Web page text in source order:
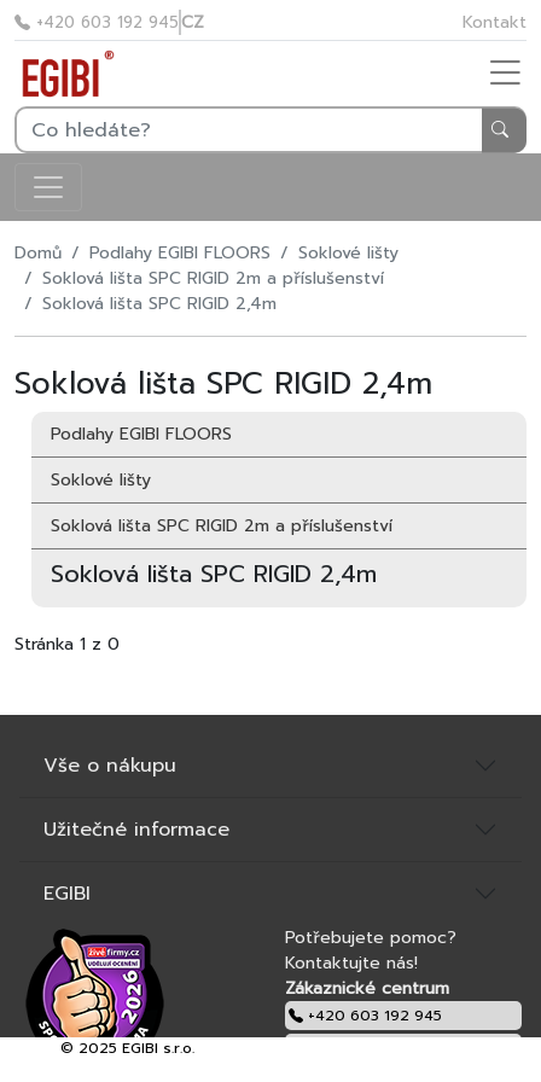
+420 603 192 945CZ Kontakt
Domů Podlahy EGIBI FLOORS
Soklové lišty
Soklová lišta SPC RIGID 2m a příslušenství
Soklová lišta SPC RIGID 2,4m
Soklová lišta SPC RIGID 2,4m
Podlahy EGIBI FLOORS
Soklové lišty
Soklová lišta SPC RIGID 2m a příslušenství
Soklová lišta SPC RIGID 2,4m
Stránka 1 z 0
Vše o nákupu
Užitečné informace
EGIBI
Potřebujete pomoc?
Kontaktujte nás!
Zákaznické centrum
+420 603 192 945
© 2025 EGIBI s.r.o.